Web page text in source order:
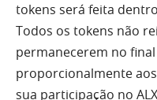
tokens será feita
Todos os tokens não
permanecerem no
proporcionalmente
sua participação no